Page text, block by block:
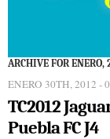
ARCHIVE FOR ENERO,
ENERO 30TH, 2012 -
TC2012
Puebla FC J4